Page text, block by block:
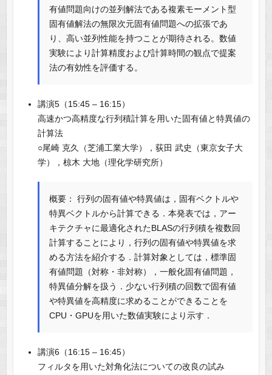
有値問題向けの並列解法である複素モーメント型
固有値解法の無限次元固有値問題への拡張であ
り、高い並列性能を持つことが期待される。数値
実験により計算精度および計算時間の観点で提案
法の有効性を評価する。
講演5（15:45 – 16:15）
高速かつ高精度な行列積計算を用いた固有値と特異値の
計算法
○尾崎 克久（芝浦工業大学），荻田 武史（東京女子大
学），椋木 大地（理化学研究所）
概要： 行列の固有値や特異値は，固有ベクトルや
特異ベクトルから計算できる．本発表では，アー
キテクチャに最適化されたBLASの行列積を複数回
計算することにより，行列の固有値や特異値を求
める方法を紹介する．計算対象としては，標準固
有値問題（対称・非対称），一般化固有値問題，
特異値分解を扱う．少ない行列積の回数で固有値
や特異値を高精度に求めることができることを
CPU・GPUを用いた数値実験により示す．
講演6（16:15 – 16:45）
フィルタを用いた対角化法についての改良の試み